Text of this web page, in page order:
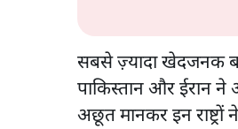
सबसे ज़्यादा खेदजनक
पाकिस्तान और ईरान ने
अछूत मानकर इन